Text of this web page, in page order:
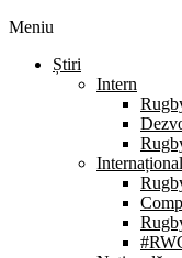
Meniu
Știri
Intern
Internațional